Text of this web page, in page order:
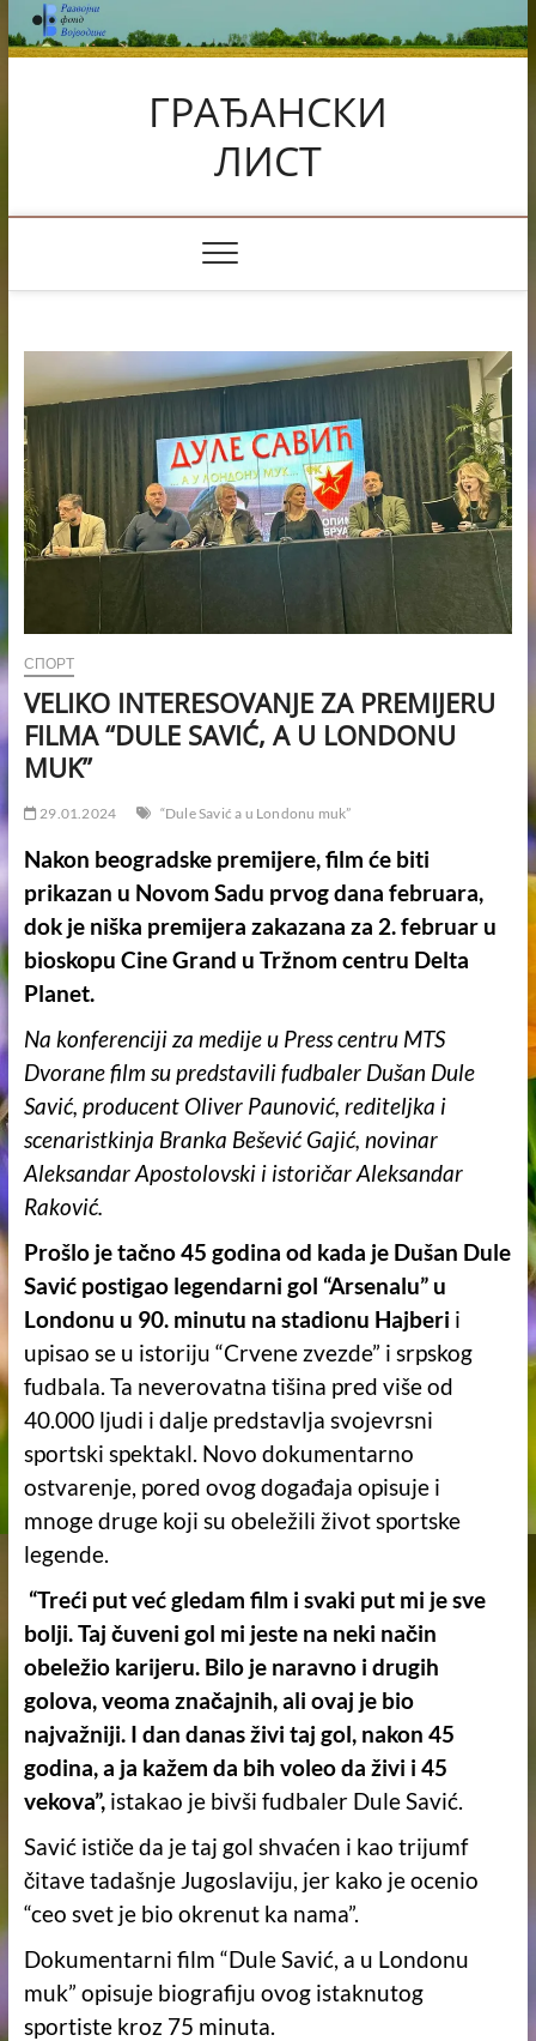
Skip
to
content
ГРАЂАНСКИ
ЛИСТ
СПОРТ
VELIKO INTERESOVANJE ZA PREMIJERU
FILMA “DULE SAVIĆ, A U LONDONU
MUK”
29.01.2024 “Dule Savić a u Londonu muk”
Nakon beogradske premijere, film će biti
prikazan u Novom Sadu prvog dana februara,
dok je niška premijera zakazana za 2. februar u
bioskopu Cine Grand u Tržnom centru Delta
Planet.
Na konferenciji za medije u Press centru MTS
Dvorane film su predstavili fudbaler Dušan Dule
Savić, producent Oliver Paunović, rediteljka i
scenaristkinja Branka Bešević Gajić, novinar
Aleksandar Apostolovski i istoričar Aleksandar
Raković.
Prošlo je tačno 45 godina od kada je Dušan Dule
Savić postigao legendarni gol “Arsenalu” u
Londonu u 90. minutu na stadionu Hajberi i
upisao se u istoriju “Crvene zvezde” i srpskog
fudbala. Ta neverovatna tišina pred više od
40.000 ljudi i dalje predstavlja svojevrsni
sportski spektakl. Novo dokumentarno
ostvarenje, pored ovog događaja opisuje i
mnoge druge koji su obeležili život sportske
legende.
“Treći put već gledam film i svaki put mi je sve
bolji. Taj čuveni gol mi jeste na neki način
obeležio karijeru. Bilo je naravno i drugih
golova, veoma značajnih, ali ovaj je bio
najvažniji. I dan danas živi taj gol, nakon 45
godina, a ja kažem da bih voleo da živi i 45
vekova”,istakao je bivši fudbaler Dule Savić.
Savić ističe da je taj gol shvaćen i kao trijumf
čitave tadašnje Jugoslaviju, jer kako je ocenio
“ceo svet je bio okrenut ka nama”.
Dokumentarni film “Dule Savić, a u Londonu
muk” opisuje biografiju ovog istaknutog
sportiste kroz 75 minuta.